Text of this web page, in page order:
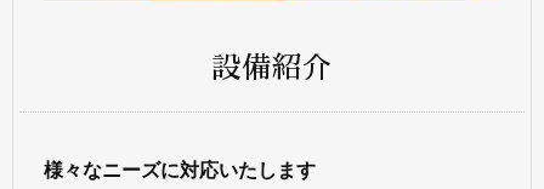
設備紹介
様々なニーズに対応いたします